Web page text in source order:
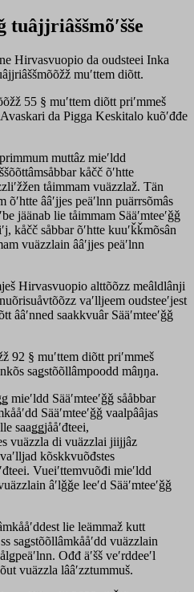
tuâjjriâššmõʹšše
Hirvasvuopio da oudsteei Inka
muʹttem diõtt.
55 § muʹttem diõtt priʹmmeš
da Pigga Keskitalo kuõʹđđe
muttâz mieʹldd
kåčč õʹhtte
tåimmam vuäzzlaž. Tän
ââʹjjes peäʹlnn puärrsõmâs
jäänab lie tåimmam Sääʹmteeʹǧǧ
kåčč såbbar õʹhtte kuuʹǩǩmõsân
vuäzzlain ââʹjjes peäʹlnn
Hirvasvuopio alttõõzz meâldlânji
vaʹlljeem oudsteeʹjest
ââʹnned saakkvuâr Sääʹmteeʹǧǧ
92 § muʹttem diõtt priʹmmeš
saǥstõõllâmpoodd mâŋŋa.
mieʹldd Sääʹmteeʹǧǧ sååbbar
Sääʹmteeʹǧǧ vaalpââjas
saaǥǥjååʹđteei,
vuäzzla di vuäzzlai jiijjâz
kõskkvuõđstes
Vueiʹttemvuõđi mieʹldd
âʹlǧǧe leeʹd Sääʹmteeʹǧǧ
lie leämmaž kutt
saǥstõõllâmkååʹdd vuäzzlain
Ođđ äʹšš veʹrddeeʹl
vuäzzla lââʹzztummuš.